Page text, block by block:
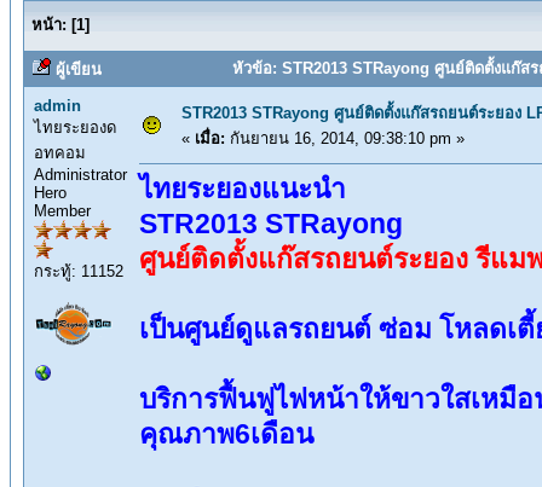
หน้า: [1]
ผู้เขียน หัวข้อ: STR2013 STRayong ศูนย์ติดตั้งแก๊ส
admin
ไทยระยองด
อทคอม
Administrator
Hero
Member
กระทู้: 11152
STR2013 STRayong ศูนย์ติดตั้งแก๊สรถยนต์ระยอง
« เมื่อ: กันยายน 16, 2014, 09:38:10 pm »
ไทยระยองแนะนำ
STR2013 STRayong
ศูนย์ติดตั้งแก๊สรถยนต์ระยอง รีแม
เป็นศูนย์ดูแลรถยนต์ ซ่อม โหลดเ
บริการฟื้นฟูไฟหน้าให้ขาวใสเหมื
คุณภาพ6เดือน